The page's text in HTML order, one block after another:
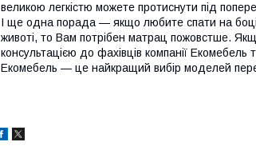
великою легкістю можете протиснути під
І ще одна порада — якщо любите спати на
животі, то Вам потрібен матрац пожовстше.
консультацією до фахівців компанії
Екомебель — це найкращий вибір моделей